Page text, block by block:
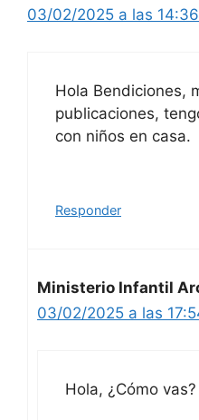
03/02/2025 a las 14:36
Hola Bendiciones,
publicaciones,
con niños en casa.
Responder
Ministerio Infantil
03/02/2025 a las
Hola, ¿Cómo vas?